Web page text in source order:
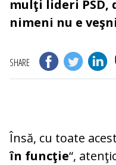
mulţi lideri PSD,
nimeni nu e
SHARE
Însă, cu toate
în funcţie“,